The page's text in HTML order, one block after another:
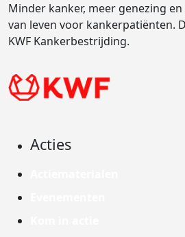
Minder kanker, meer genezing
van leven voor kankerpatiënten.
KWF Kankerbestrijding.
Acties